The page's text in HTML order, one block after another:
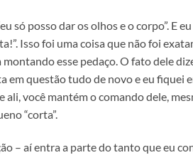
só posso dar os olhos e o corpo”. E
Isso foi uma coisa que não foi
esse pedaço. O fato dele
em questão tudo de novo e eu fiquei
você mantém o comando dele,
“corta”.
– aí entra a parte do tanto que eu